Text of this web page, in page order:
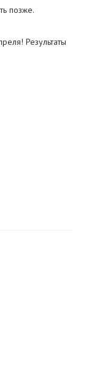
позже.
Результаты